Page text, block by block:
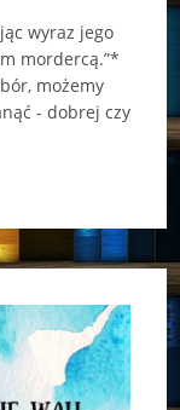
wyraz jego
mordercą.”*
możemy
- dobrej czy